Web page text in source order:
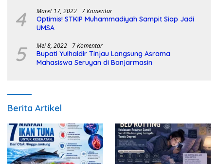
4 Maret 17, 2022 7 Komentar
Optimis! STKIP Muhammadiyah Sampit Siap Jadi
UMSA
5 Mei 8, 2022 7 Komentar
Bupati Yulhaidir Tinjau Langsung Asrama
Mahasiswa Seruyan di Banjarmasin
Berita Artikel